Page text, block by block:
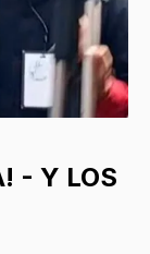
- Y LOS